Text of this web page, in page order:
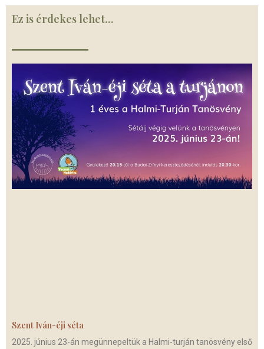
Ez is érdekes lehet…
Szent Iván-éji séta
2025. június 23-án megünnepeltük a Halmi-turján tanösvény első